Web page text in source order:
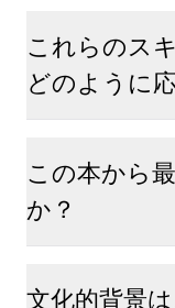
これらのス
どのように
この本から
か？
文化的背景